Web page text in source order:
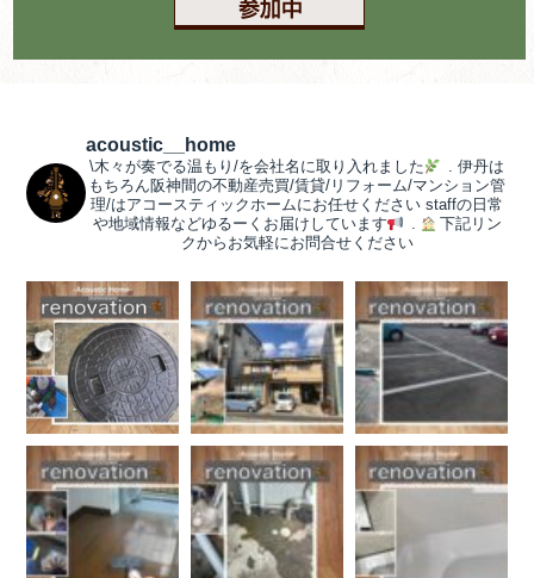
acoustic__home
\木々が奏でる温もり/を会社名に取り入れました . 伊丹は
もちろん阪神間の不動産売買/賃貸/リフォーム/マンション管
理/はアコースティックホームにお任せください staffの日常
や地域情報などゆるーくお届けしています
.
下記リン
クからお気軽にお問合せください